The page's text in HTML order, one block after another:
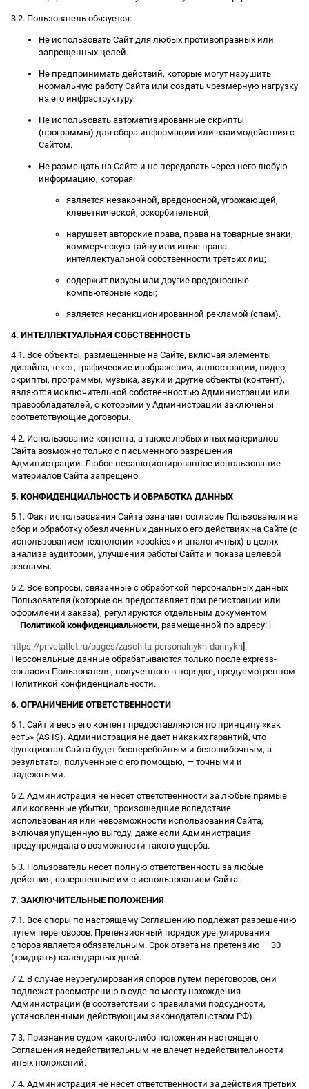
3.2. Пользователь обязуется:
Не использовать Сайт для любых противоправных или
запрещенных целей.
Не предпринимать действий, которые могут нарушить
нормальную работу Сайта или создать чрезмерную нагрузку
на его инфраструктуру.
Не использовать автоматизированные скрипты
(программы) для сбора информации или взаимодействия с
Сайтом.
Не размещать на Сайте и не передавать через него любую
информацию, которая:
является незаконной, вредоносной, угрожающей,
клеветнической, оскорбительной;
нарушает авторские права, права на товарные знаки,
коммерческую тайну или иные права
интеллектуальной собственности третьих лиц;
содержит вирусы или другие вредоносные
компьютерные коды;
является несанкционированной рекламой (спам).
4. ИНТЕЛЛЕКТУАЛЬНАЯ СОБСТВЕННОСТЬ
4.1. Все объекты, размещенные на Сайте, включая элементы
дизайна, текст, графические изображения, иллюстрации, видео,
скрипты, программы, музыка, звуки и другие объекты (контент),
являются исключительной собственностью Администрации или
правообладателей, с которыми у Администрации заключены
соответствующие договоры.
4.2. Использование контента, а также любых иных материалов
Сайта возможно только с письменного разрешения
Администрации. Любое несанкционированное использование
материалов Сайта запрещено.
5. КОНФИДЕНЦИАЛЬНОСТЬ И ОБРАБОТКА ДАННЫХ
5.1. Факт использования Сайта означает согласие Пользователя на
сбор и обработку обезличенных данных о его действиях на Сайте (с
использованием технологии «cookies» и аналогичных) в целях
анализа аудитории, улучшения работы Сайта и показа целевой
рекламы.
5.2. Все вопросы, связанные с обработкой персональных данных
Пользователя (которые он предоставляет при регистрации или
оформлении заказа), регулируются отдельным документом
— Политикой конфиденциальности, размещенной по адресу: [
https://privetatlet.ru/pages/zaschita-personalnykh-dannykh ].
Персональные данные обрабатываются только после express-
согласия Пользователя, полученного в порядке, предусмотренном
Политикой конфиденциальности.
6. ОГРАНИЧЕНИЕ ОТВЕТСТВЕННОСТИ
6.1. Сайт и весь его контент предоставляются по принципу «как
есть» (AS IS). Администрация не дает никаких гарантий, что
функционал Сайта будет бесперебойным и безошибочным, а
результаты, полученные с его помощью, — точными и
надежными.
6.2. Администрация не несет ответственности за любые прямые
или косвенные убытки, произошедшие вследствие
использования или невозможности использования Сайта,
включая упущенную выгоду, даже если Администрация
предупреждала о возможности такого ущерба.
6.3. Пользователь несет полную ответственность за любые
действия, совершенные им с использованием Сайта.
7. ЗАКЛЮЧИТЕЛЬНЫЕ ПОЛОЖЕНИЯ
7.1. Все споры по настоящему Соглашению подлежат разрешению
путем переговоров. Претензионный порядок урегулирования
споров является обязательным. Срок ответа на претензию — 30
(тридцать) календарных дней.
7.2. В случае неурегулирования споров путем переговоров, они
подлежат рассмотрению в суде по месту нахождения
Администрации (в соответствии с правилами подсудности,
установленными действующим законодательством РФ).
7.3. Признание судом какого-либо положения настоящего
Соглашения недействительным не влечет недействительности
иных положений.
7.4. Администрация не несет ответственности за действия третьих